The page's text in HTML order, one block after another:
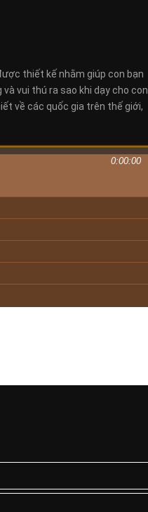
thiết kế nhằm giúp con bạn
vui thú ra sao khi dạy cho con
về các quốc gia trên thế giới,
0:00:00